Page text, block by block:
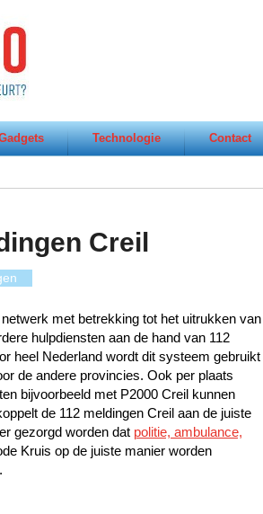
Technologie Contact
Creil
met betrekking tot het uitrukken van
hulpdiensten aan de hand van 112
heel Nederland wordt dit systeem gebruikt
de andere provincies. Ook per plaats
bijvoorbeeld met P2000 Creil kunnen
de 112 meldingen Creil aan de juiste
gezorgd worden dat politie, ambulance,
Kruis op de juiste manier worden